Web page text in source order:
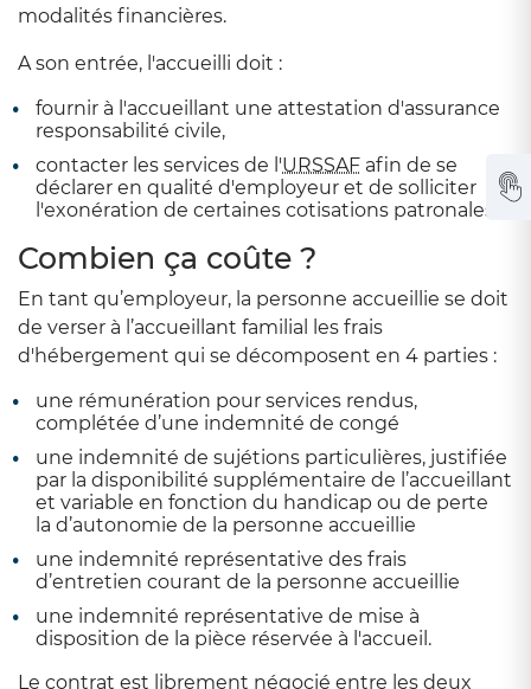
modalités financières.
A son entrée, l'accueilli doit :
fournir à l'accueillant une attestation d'assurance
responsabilité civile,
contacter les services de l'URSSAF afin de se
déclarer en qualité d'employeur et de solliciter
l'exonération de certaines cotisations patronales.
Combien ça coûte ?
En tant qu’employeur, la personne accueillie se doit
de verser à l’accueillant familial les frais
d'hébergement qui se décomposent en 4 parties :
une rémunération pour services rendus,
complétée d’une indemnité de congé
une indemnité de sujétions particulières, justifiée
par la disponibilité supplémentaire de l’accueillant
et variable en fonction du handicap ou de perte
la d’autonomie de la personne accueillie
une indemnité représentative des frais
d’entretien courant de la personne accueillie
une indemnité représentative de mise à
disposition de la pièce réservée à l'accueil.
Le contrat est librement négocié entre les deux